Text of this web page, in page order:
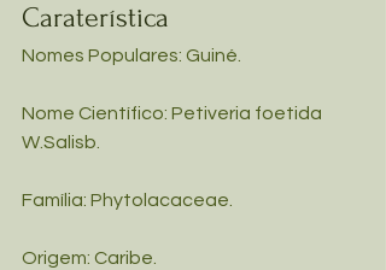
Caraterística
Nomes Populares: Guiné.
Nome Científico: Petiveria foetida
W.Salisb.
Família: Phytolacaceae.
Origem: Caribe.